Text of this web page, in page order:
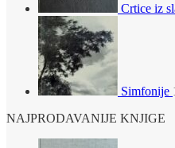
Crtice iz
Simfonije
NAJPRODAVANIJE KNJIGE